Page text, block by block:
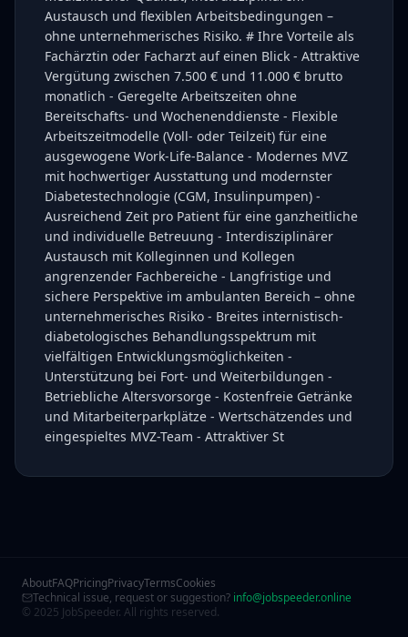
Austausch und flexiblen Arbeitsbedingungen –
ohne unternehmerisches Risiko. # Ihre Vorteile als
Fachärztin oder Facharzt auf einen Blick - Attraktive
Vergütung zwischen 7.500 € und 11.000 € brutto
monatlich - Geregelte Arbeitszeiten ohne
Bereitschafts- und Wochenenddienste - Flexible
Arbeitszeitmodelle (Voll- oder Teilzeit) für eine
ausgewogene Work-Life-Balance - Modernes MVZ
mit hochwertiger Ausstattung und modernster
Diabetestechnologie (CGM, Insulinpumpen) -
Ausreichend Zeit pro Patient für eine ganzheitliche
und individuelle Betreuung - Interdisziplinärer
Austausch mit Kolleginnen und Kollegen
angrenzender Fachbereiche - Langfristige und
sichere Perspektive im ambulanten Bereich – ohne
unternehmerisches Risiko - Breites internistisch-
diabetologisches Behandlungsspektrum mit
vielfältigen Entwicklungsmöglichkeiten -
Unterstützung bei Fort- und Weiterbildungen -
Betriebliche Altersvorsorge - Kostenfreie Getränke
und Mitarbeiterparkplätze - Wertschätzendes und
eingespieltes MVZ-Team - Attraktiver St
AboutFAQPricingPrivacyTermsCookies
Technical issue, request or suggestion? info@jobspeeder.online
© 2025 JobSpeeder. All rights reserved.